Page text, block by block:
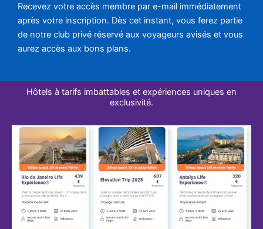
Recevez votre accès membre par e-mail immédiatement
après votre inscription. Dès cet instant, vous ferez partie
de notre club privé réservé aux voyageurs avisés et vous
aurez accès aux bons plans.
Hôtels à tarifs imbattables et expériences uniques en
exclusivité.